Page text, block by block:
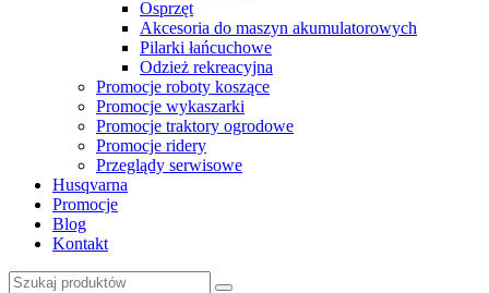
Osprzęt
Akcesoria do maszyn akumulatorowych
Pilarki łańcuchowe
Odzież rekreacyjna
Promocje roboty koszące
Promocje wykaszarki
Promocje traktory ogrodowe
Promocje ridery
Przeglądy serwisowe
Husqvarna
Promocje
Blog
Kontakt